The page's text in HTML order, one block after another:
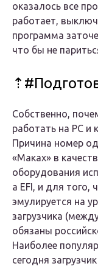
оказалось все
работает,
программа
что бы не
Собственно,
работать на PC и
Причина номер
«Маках» в
оборудования
а EFI, и для того,
эмулируется на
загрузчика
обязаны
Наиболее
сегодня